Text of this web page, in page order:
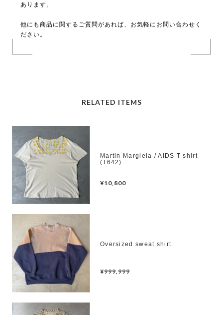
あります。
他にも商品に関するご質問があれば、お気軽にお問い合わせく
ださい。
RELATED ITEMS
Martin Margiela / AIDS T-shirt
(T642)
¥10,800
Oversized sweat shirt
¥999,999